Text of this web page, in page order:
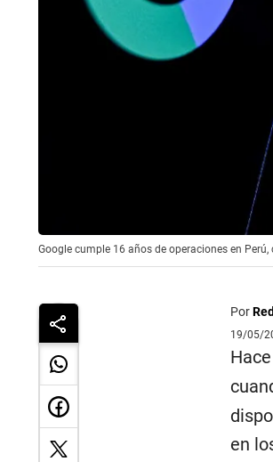
Google cumple 16 años de operaciones en
Por
19/05/
en